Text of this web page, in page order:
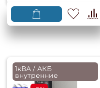
1кВА / АКБ
внутренние